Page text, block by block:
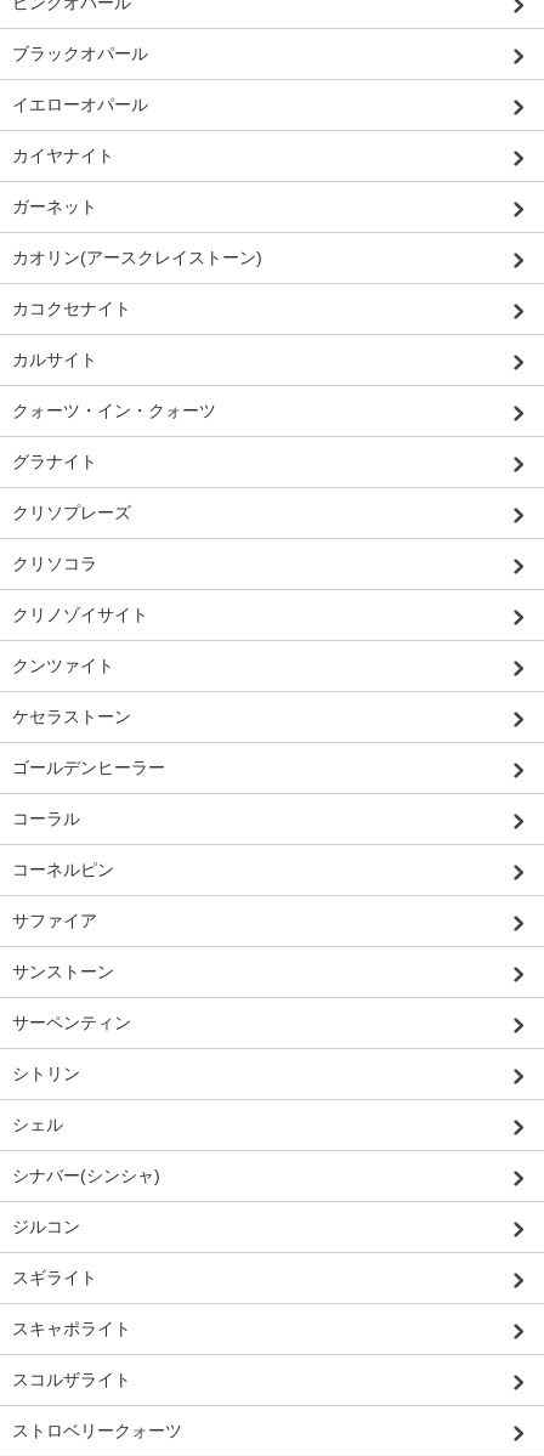
ブラックオパール
イエローオパール
カイヤナイト
ガーネット
カオリン(アースクレイストーン)
カコクセナイト
カルサイト
クォーツ・イン・クォーツ
グラナイト
クリソプレーズ
クリソコラ
クリノゾイサイト
クンツァイト
ケセラストーン
ゴールデンヒーラー
コーラル
コーネルピン
サファイア
サンストーン
サーペンティン
シトリン
シェル
シナバー(シンシャ)
ジルコン
スギライト
スキャポライト
スコルザライト
ストロベリークォーツ